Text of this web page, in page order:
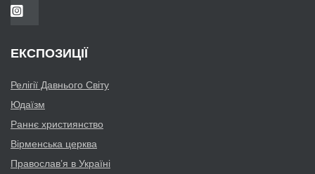
ЕКСПОЗИЦІЇ
Релігії Давнього Світу
Юдаїзм
Раннє християнство
Вірменська церква
Православ’я в Україні